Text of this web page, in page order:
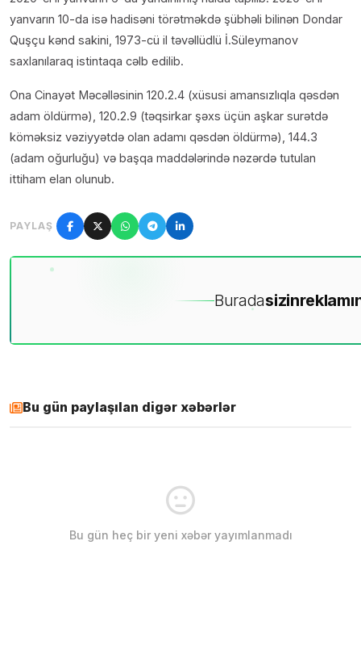
yanvarın 10-da isə hadisəni törətməkdə şübhəli bilinən Dondar
Quşçu kənd sakini, 1973-cü il təvəllüdlü İ.Süleymanov
saxlanılaraq istintaqa cəlb edilib.
Ona Cinayət Məcəlləsinin 120.2.4 (xüsusi amansızlıqla qəsdən
adam öldürmə), 120.2.9 (təqsirkar şəxs üçün aşkar surətdə
köməksiz vəziyyətdə olan adamı qəsdən öldürmə), 144.3
(adam oğurluğu) və başqa maddələrində nəzərdə tutulan
ittiham elan olunub.
PAYLAŞ
Buradasizin
Bu gün paylaşılan digər xəbərlər
Bu gün heç bir yeni xəbər yayımlanmadı